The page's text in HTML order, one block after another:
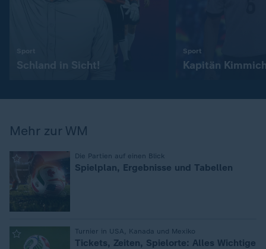
Schland in Sicht!
Sport
Kapitän
Mehr zur WM
Die Partien auf einen Blick
Spielplan, Ergebnisse und Tabellen
Turnier in USA, Kanada und Mexiko
Tickets, Zeiten, Spielorte: Alles Wichtige